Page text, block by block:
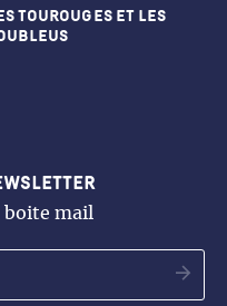
Tourouges et les
boite mail